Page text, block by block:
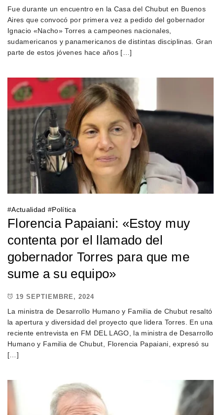
Fue durante un encuentro en la Casa del Chubut en Buenos
Aires que convocó por primera vez a pedido del gobernador
Ignacio «Nacho» Torres a campeones nacionales,
sudamericanos y panamericanos de distintas disciplinas. Gran
parte de estos jóvenes hace años […]
#Actualidad #Política
Florencia Papaiani: «Estoy muy
contenta por el llamado del
gobernador Torres para que me
sume a su equipo»
19 SEPTIEMBRE, 2024
La ministra de Desarrollo Humano y Familia de Chubut resaltó
la apertura y diversidad del proyecto que lidera Torres. En una
reciente entrevista en FM DEL LAGO, la ministra de Desarrollo
Humano y Familia de Chubut, Florencia Papaiani, expresó su
[…]